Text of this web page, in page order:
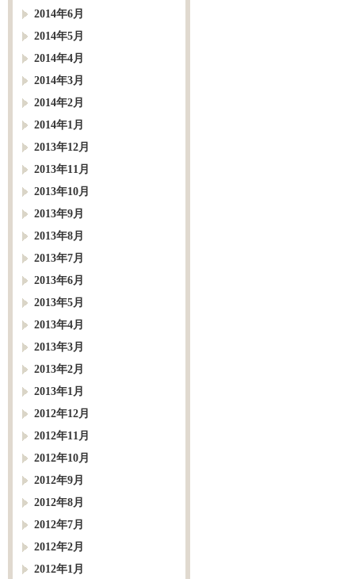
2014年6月
2014年5月
2014年4月
2014年3月
2014年2月
2014年1月
2013年12月
2013年11月
2013年10月
2013年9月
2013年8月
2013年7月
2013年6月
2013年5月
2013年4月
2013年3月
2013年2月
2013年1月
2012年12月
2012年11月
2012年10月
2012年9月
2012年8月
2012年7月
2012年2月
2012年1月